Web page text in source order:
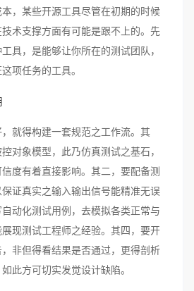
，某些开源工具尽管在初期的时候
术支撑方面有可能是跟不上的。先
具，是能够让你所在的测试团队，
项任务的工具。
就得构建一套规范之工作流。其
对象模型，此乃仿真测试之基石，
度有着直接影响。其二，要配备测
证真实之输入输出信号能精准无误
动化测试用例，去模拟各类正常与
现测试工程师之经验。其四，要开
非但得看结果是否通过，更得剖析
此方可切实发觉设计缺陷。